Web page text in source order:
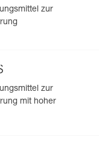
zur
zur
mit hoher